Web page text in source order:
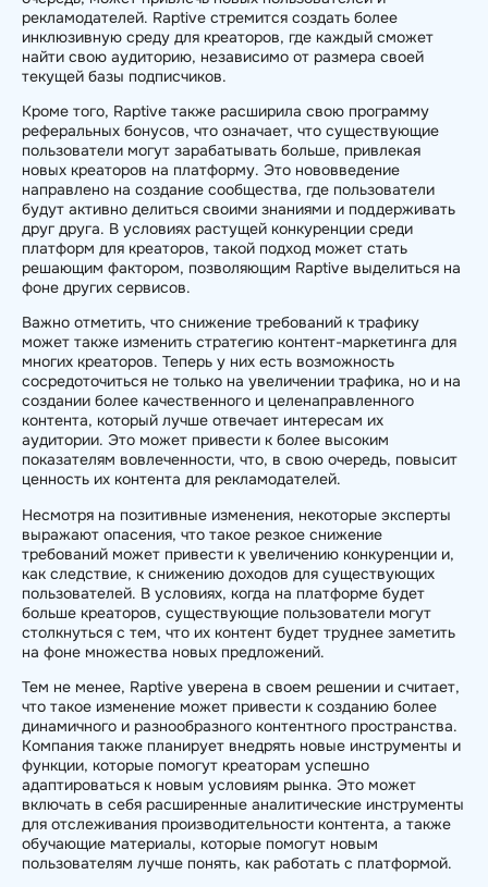
рекламодателей. Raptive стремится создать более
инклюзивную среду для креаторов, где каждый сможет
найти свою аудиторию, независимо от размера своей
текущей базы подписчиков.
Кроме того, Raptive также расширила свою программу
реферальных бонусов, что означает, что существующие
пользователи могут зарабатывать больше, привлекая
новых креаторов на платформу. Это нововведение
направлено на создание сообщества, где пользователи
будут активно делиться своими знаниями и поддерживать
друг друга. В условиях растущей конкуренции среди
платформ для креаторов, такой подход может стать
решающим фактором, позволяющим Raptive выделиться на
фоне других сервисов.
Важно отметить, что снижение требований к трафику
может также изменить стратегию контент-маркетинга для
многих креаторов. Теперь у них есть возможность
сосредоточиться не только на увеличении трафика, но и на
создании более качественного и целенаправленного
контента, который лучше отвечает интересам их
аудитории. Это может привести к более высоким
показателям вовлеченности, что, в свою очередь, повысит
ценность их контента для рекламодателей.
Несмотря на позитивные изменения, некоторые эксперты
выражают опасения, что такое резкое снижение
требований может привести к увеличению конкуренции и,
как следствие, к снижению доходов для существующих
пользователей. В условиях, когда на платформе будет
больше креаторов, существующие пользователи могут
столкнуться с тем, что их контент будет труднее заметить
на фоне множества новых предложений.
Тем не менее, Raptive уверена в своем решении и считает,
что такое изменение может привести к созданию более
динамичного и разнообразного контентного пространства.
Компания также планирует внедрять новые инструменты и
функции, которые помогут креаторам успешно
адаптироваться к новым условиям рынка. Это может
включать в себя расширенные аналитические инструменты
для отслеживания производительности контента, а также
обучающие материалы, которые помогут новым
пользователям лучше понять, как работать с платформой.